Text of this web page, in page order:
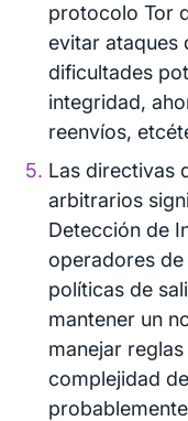
protocolo Tor
evitar ataques
dificultades
integridad,
reenvíos,
Las directivas
arbitrarios
Detección de
operadores
políticas de
mantener un
manejar
complejidad